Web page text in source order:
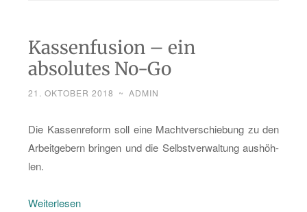
Kassenfusion – ein
absolutes No-Go
21. OKTOBER 2018 ~ ADMIN
Die Kas­sen­re­form soll eine Macht­ver­schie­bung zu den
Ar­beit­ge­bern brin­gen und die Selbst­ver­wal­tung aus­höh­
len.
Wei­ter­le­sen: